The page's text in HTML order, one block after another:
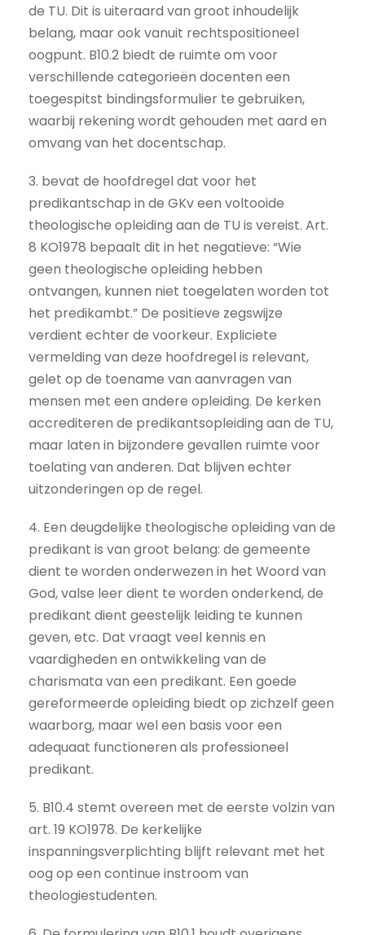
de TU. Dit is uiteraard van groot inhoudelijk
belang, maar ook vanuit rechtspositioneel
oogpunt. B10.2 biedt de ruimte om voor
verschillende categorieën docenten een
toegespitst bindingsformulier te gebruiken,
waarbij rekening wordt gehouden met aard en
omvang van het docentschap.
3. bevat de hoofdregel dat voor het
predikantschap in de GKv een voltooide
theologische opleiding aan de TU is vereist. Art.
8 KO1978 bepaalt dit in het negatieve: “Wie
geen theologische opleiding hebben
ontvangen, kunnen niet toegelaten worden tot
het predikambt.” De positieve zegswijze
verdient echter de voorkeur. Expliciete
vermelding van deze hoofdregel is relevant,
gelet op de toename van aanvragen van
mensen met een andere opleiding. De kerken
accrediteren de predikantsopleiding aan de TU,
maar laten in bijzondere gevallen ruimte voor
toelating van anderen. Dat blijven echter
uitzonderingen op de regel.
4. Een deugdelijke theologische opleiding van de
predikant is van groot belang: de gemeente
dient te worden onderwezen in het Woord van
God, valse leer dient te worden onderkend, de
predikant dient geestelijk leiding te kunnen
geven, etc. Dat vraagt veel kennis en
vaardigheden en ontwikkeling van de
charismata van een predikant. Een goede
gereformeerde opleiding biedt op zichzelf geen
waarborg, maar wel een basis voor een
adequaat functioneren als professioneel
predikant.
5. B10.4 stemt overeen met de eerste volzin van
art. 19 KO1978. De kerkelijke
inspanningsverplichting blijft relevant met het
oog op een continue instroom van
theologiestudenten.